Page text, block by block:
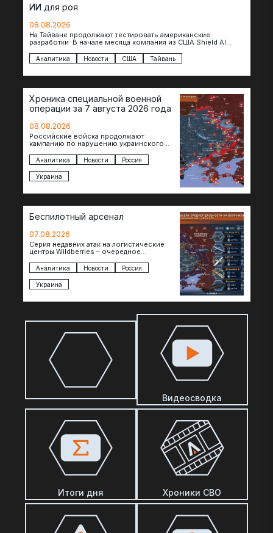
ИИ для роя
08.08.2026
На Тайване продолжают тестировать американские
разработки В начале месяца компания из США Shield AI
Аналитика Новости США Тайвань
Хроника специальной военной
операции за 7 августа 2026 года
08.08.2026
Российские войска продолжают
кампанию по нарушению украинского
сегодня атакованы еще по меньшей мере
два…
Аналитика Новости Россия
Украина
Беспилотный арсенал
07.08.2026
Серия недавних атак на логистические
центры Wildberries – очередное
российского тыла. И суть здесь даже не…
Аналитика Новости Россия
Украина
Видеосводка
Итоги дня Хроники СВО